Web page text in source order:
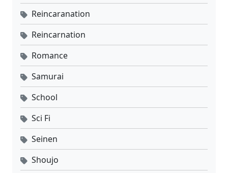
Reincaranation
Reincarnation
Romance
Samurai
School
Sci Fi
Seinen
Shoujo